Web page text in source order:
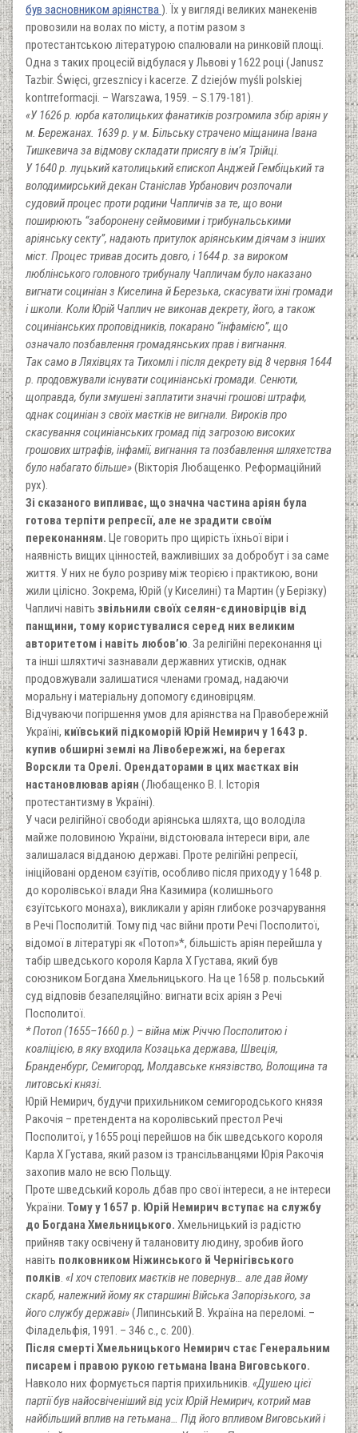
був засновником аріянства). Їх у вигляді великих манекенів
провозили на волах по місту, а потім разом з
протестантською літературою спалювали на ринковій площі.
Одна з таких процесій відбулася у Львові у 1622 році (Janusz
Tazbir. Święci, grzesznicy i kacerze. Z dziejów myśli polskiej
kontrreformacji. – Warszawa, 1959. – S.179-181).
«У 1626 р. юрба католицьких фанатиків розгромила збір аріян у
м. Бережанах. 1639 р. у м. Більську страчено міщанина Івана
Тишкевича за відмову складати присягу в ім’я Трійці.
У 1640 р. луцький католицький єпископ Анджей Гембіцький та
володимирський декан Станіслав Урбанович розпочали
судовий процес проти родини Чапличів за те, що вони
поширюють “заборонену сеймовими і трибунальськими
аріянську секту”, надають притулок аріянським діячам з інших
міст. Процес тривав досить довго, і 1644 р. за вироком
люблінського головного трибуналу Чапличам було наказано
вигнати социніан з Киселина й Березька, скасувати їхні громади
і школи. Коли Юрій Чаплич не виконав декрету, його, а також
социніанських проповідників, покарано “інфамією”, що
означало позбавлення громадянських прав і вигнання.
Так само в Ляхівцях та Тихомлі і після декрету від 8 червня 1644
р. продовжували існувати социніанські громади. Сенюти,
щоправда, були змушені заплатити значні грошові штрафи,
однак социніан з своїх маєтків не вигнали. Вироків про
скасування социніанських громад під загрозою високих
грошових штрафів, інфамії, вигнання та позбавлення шляхетства
було набагато більше»(Вікторія Любащенко. Реформаційний
рух).
Зі сказаного випливає, що значна частина аріян була
готова терпіти репресії, але не зрадити своїм
переконанням. Це говорить про щирість їхньої віри і
наявність вищих цінностей, важливіших за добробут і за саме
життя. У них не було розриву між теорією і практикою, вони
жили цілісно. Зокрема, Юрій (у Киселині) та Мартин (у Берізку)
Чапличі навіть звільнили своїх селян-єдиновірців від
панщини, тому користувалися серед них великим
авторитетом і навіть любов’ю. За релігійні переконання ці
та інші шляхтичі зазнавали державних утисків, однак
продовжували залишатися членами громад, надаючи
моральну і матеріальну допомогу єдиновірцям.
Відчуваючи погіршення умов для аріянства на Правобережній
Україні, київський підкоморій Юрій Немирич у 1643 р.
купив обширні землі на Лівобережжі, на берегах
Ворскли та Орелі. Орендаторами в цих маєтках він
настановлював аріян (Любащенко В. І. Історія
протестантизму в Україні).
У часи релігійної свободи аріянська шляхта, що володіла
майже половиною України, відстоювала інтереси віри, але
залишалася відданою державі. Проте релігійні репресії,
ініційовані орденом єзуїтів, особливо після приходу у 1648 р.
до королівської влади Яна Казимира (колишнього
єзуїтського монаха), викликали у аріян глибоке розчарування
в Речі Посполитій. Тому під час війни проти Речі Посполитої,
відомої в літературі як «Потоп»*, більшість аріян перейшла у
табір шведського короля Карла Х Густава, який був
союзником Богдана Хмельницького. На це 1658 р. польський
суд відповів безапеляційно: вигнати всіх аріян з Речі
Посполитої.
* Потоп (1655–1660 р.) – війна між Річчю Посполитою і
коаліцією, в яку входила Козацька держава, Швеція,
Бранденбург, Семигород, Молдавське князівство, Волощина та
литовські князі.
Юрій Немирич, будучи прихильником семигородського князя
Ракочія – претендента на королівський престол Речі
Посполитої, у 1655 році перейшов на бік шведського короля
Карла X Густава, який разом із трансільванцями Юрія Ракочія
захопив мало не всю Польщу.
Проте шведський король дбав про свої інтереси, а не інтереси
України. Тому у 1657 р. Юрій Немирич вступає на службу
до Богдана Хмельницького. Хмельницький із радістю
прийняв таку освічену й талановиту людину, зробив його
навіть полковником Ніжинського й Чернігівського
полків. «І хоч степових маєтків не повернув… але дав йому
скарб, належний йому як старшині Війська Запорізького, за
його службу державі»(Липинський В. Україна на переломі. –
Філадельфія, 1991. – 346 с., с. 200).
Після смерті Хмельницького Немирич стає Генеральним
писарем і правою рукою гетьмана Івана Виговського.
Навколо них формується партія прихильників. «Душею цієї
партії був найосвіченіший від усіх Юрій Немирич, котрий мав
найбільший вплив на гетьмана… Під його впливом Виговський і